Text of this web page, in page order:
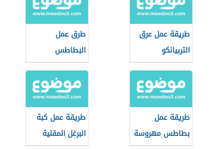
طريقة عمل عرق
التربيانكو
طرق عمل
البطاطس
المهروسة
طريقة عمل
بطاطس مهروسة
طريقة عمل كبة
البرغل المقلية